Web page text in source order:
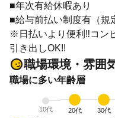
■年次有給休暇あり
■給与前払い制度有（規
※日払いより便利‼コン
引き出しOK!!
職場環境・雰囲
職場に多い年齢層
10代 20代 30代